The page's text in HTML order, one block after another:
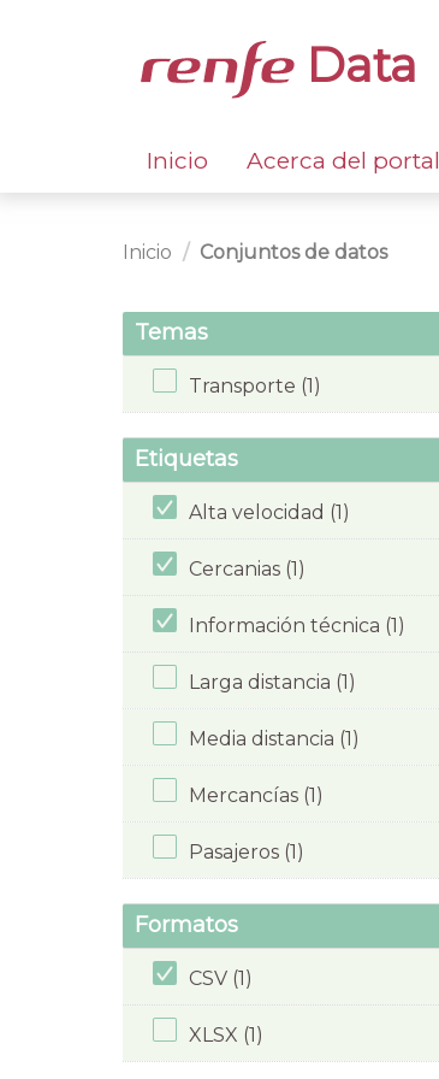
Data
Inicio Acerca del portal
Inicio Conjuntos de datos
Temas
Transporte (1)
Etiquetas
Alta velocidad (1)
Cercanias (1)
Información técnica (1)
Larga distancia (1)
Media distancia (1)
Mercancías (1)
Pasajeros (1)
Formatos
CSV (1)
XLSX (1)